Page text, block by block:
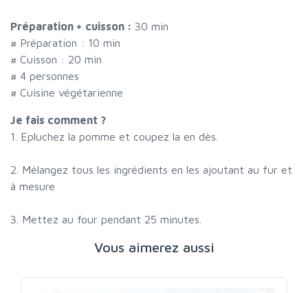
Préparation + cuisson : 30 min
# Préparation : 10 min
# Cuisson : 20 min
# 4 personnes
# Cuisine végétarienne
Je fais comment ?
1. Epluchez la pomme et coupez la en dès.
2. Mélangez tous les ingrédients en les ajoutant au fur et
à mesure
3. Mettez au four pendant 25 minutes.
Vous aimerez aussi